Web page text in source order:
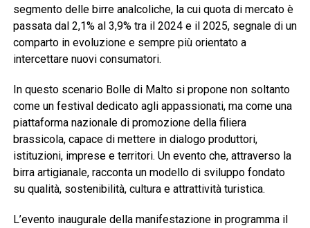
segmento delle birre analcoliche, la cui quota di mercato è
passata dal 2,1% al 3,9% tra il 2024 e il 2025, segnale di un
comparto in evoluzione e sempre più orientato a
intercettare nuovi consumatori.
In questo scenario Bolle di Malto si propone non soltanto
come un festival dedicato agli appassionati, ma come una
piattaforma nazionale di promozione della filiera
brassicola, capace di mettere in dialogo produttori,
istituzioni, imprese e territori. Un evento che, attraverso la
birra artigianale, racconta un modello di sviluppo fondato
su qualità, sostenibilità, cultura e attrattività turistica.
L’evento inaugurale della manifestazione in programma il